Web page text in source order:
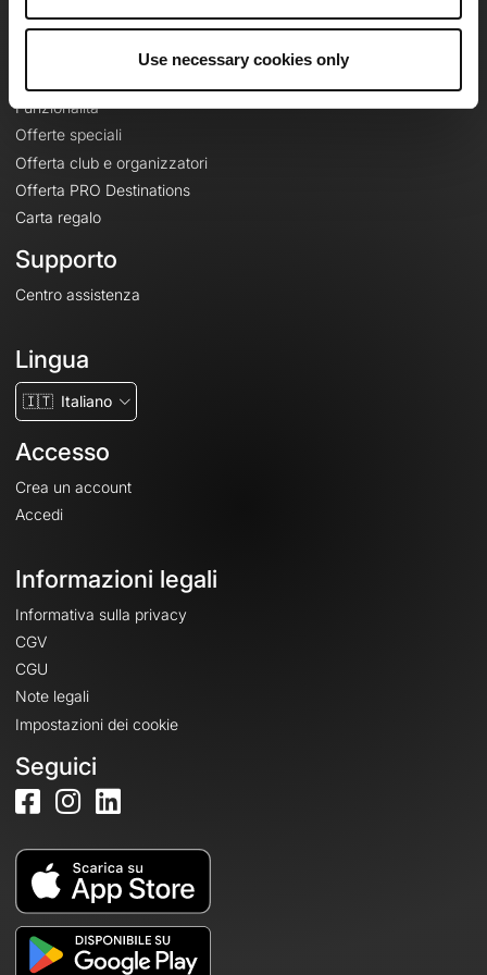
Use necessary cookies only
Funzionalità
Offerte speciali
Offerta club e organizzatori
Offerta PRO Destinations
Carta regalo
Supporto
Centro assistenza
Lingua
🇮🇹 Italiano
Accesso
Crea un account
Accedi
Informazioni legali
Informativa sulla privacy
CGV
CGU
Note legali
Impostazioni dei cookie
Seguici